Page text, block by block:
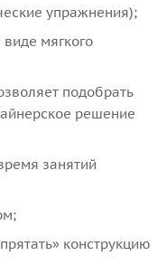
упражнения);
мягкого
подобрать
решение
занятий
конструкцию